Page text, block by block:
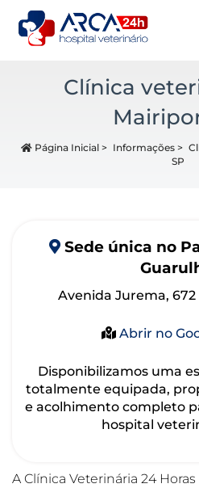
Clínica
Página Inicial> Informações>
SP
Sede única no
Avenida Jurema, 672
Abrir no
Disponibilizamos uma
totalmente equipada,
e acolhimento completo
hospital
A Clínica Veterinária 24 Horas